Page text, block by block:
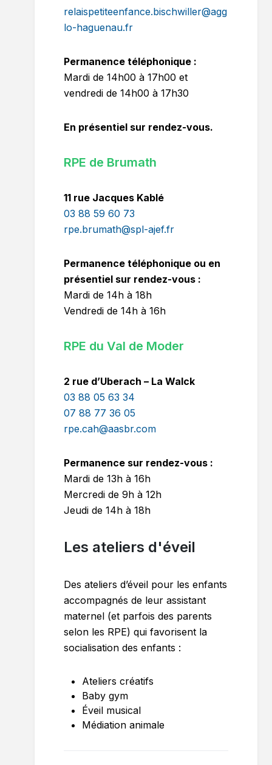
relaispetiteenfance.bischwiller@agg
lo-haguenau.fr
Permanence téléphonique :
Mardi de 14h00 à 17h00 et
vendredi de 14h00 à 17h30
En présentiel sur rendez-vous.
RPE de Brumath
11 rue Jacques Kablé
03 88 59 60 73
rpe.brumath@spl-ajef.fr
Permanence téléphonique ou en
présentiel sur rendez-vous :
Mardi de 14h à 18h
Vendredi de 14h à 16h
RPE du Val de Moder
2 rue d’Uberach – La Walck
03 88 05 63 34
07 88 77 36 05
rpe.cah@aasbr.com
Permanence sur rendez-vous :
Mardi de 13h à 16h
Mercredi de 9h à 12h
Jeudi de 14h à 18h
Les ateliers d'éveil
Des ateliers d’éveil pour les enfants
accompagnés de leur assistant
maternel (et parfois des parents
selon les RPE) qui favorisent la
socialisation des enfants :
Ateliers créatifs
Baby gym
Éveil musical
Médiation animale